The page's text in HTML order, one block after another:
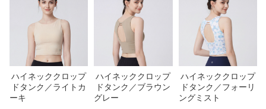
ハイネッククロップ
ドタンク／ライトカ
ーキ
ハイネッククロップ
ドタンク／ブラウン
グレー
ハイネッククロップ
ドタンク／フォーリ
ングミスト